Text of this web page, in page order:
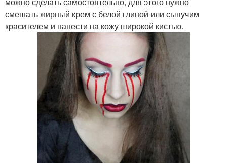
смешать жирный крем с белой глиной или сыпучим
красителем и нанести на кожу широкой кистью.